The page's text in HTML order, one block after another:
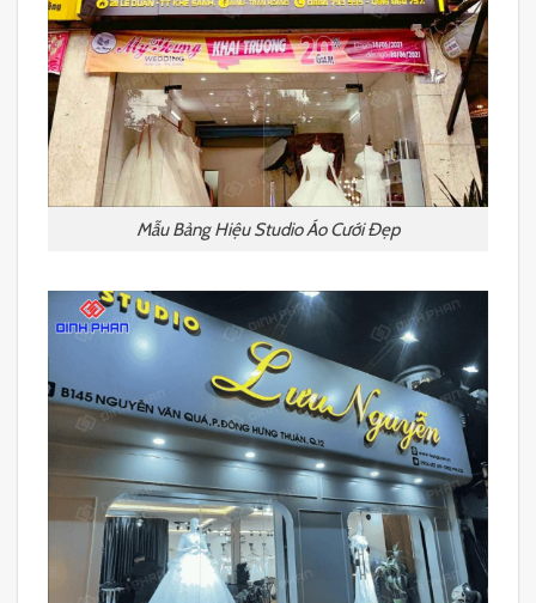
Mẫu Bảng Hiệu Studio Áo Cưới Đẹp